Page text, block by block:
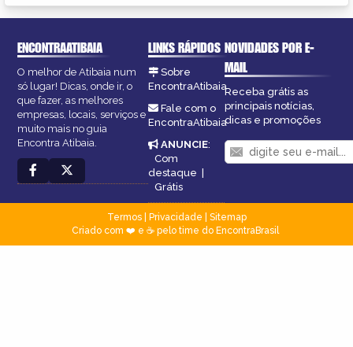
ENCONTRAATIBAIA
O melhor de Atibaia num
só lugar! Dicas, onde ir, o
que fazer, as melhores
empresas, locais, serviços e
muito mais no guia
Encontra Atibaia.
LINKS RÁPIDOS
Sobre
EncontraAtibaia
Fale com o
EncontraAtibaia
ANUNCIE:
Com
destaque |
Grátis
NOVIDADES POR E-
MAIL
Receba grátis as
principais notícias,
dicas e promoções
Termos| Privacidade
Sitemap
Criado com ❤️ e ☕ pelo time do EncontraBrasil